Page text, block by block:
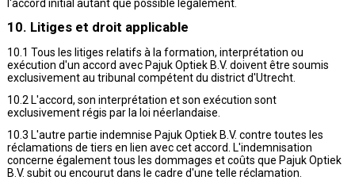
l'accord initial autant que possible légalement.
10. Litiges et droit applicable
10.1 Tous les litiges relatifs à la formation, interprétation ou
exécution d'un accord avec Pajuk Optiek B.V. doivent être soumis
exclusivement au tribunal compétent du district d'Utrecht.
10.2 L'accord, son interprétation et son exécution sont
exclusivement régis par la loi néerlandaise.
10.3 L'autre partie indemnise Pajuk Optiek B.V. contre toutes les
réclamations de tiers en lien avec cet accord. L'indemnisation
concerne également tous les dommages et coûts que Pajuk Optiek
B.V. subit ou encourut dans le cadre d'une telle réclamation.